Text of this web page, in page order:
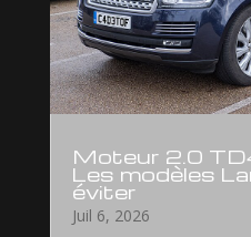
Moteur 2.0
Les modèles
éviter
Juil 6, 2026